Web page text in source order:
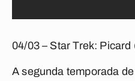
04/03 – Star Trek: Picard
A segunda temporada de